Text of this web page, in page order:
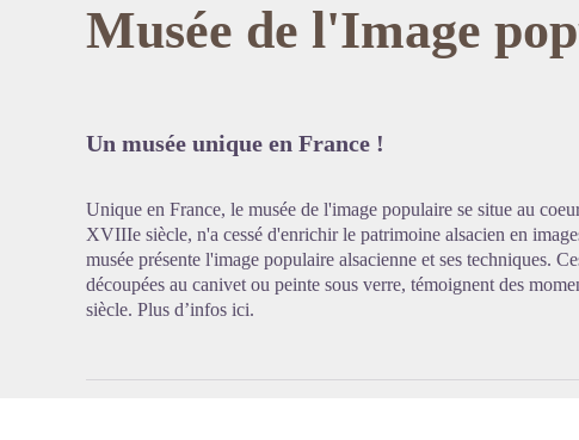
Musée de l'Image
Un musée unique en France !
Unique en France, le musée de l'image populaire se situe au
XVIIIe siècle, n'a cessé d'enrichir le patrimoine alsacien en
musée présente l'image populaire alsacienne et ses techniques.
découpées au canivet ou peinte sous verre, témoignent des
siècle. Plus d’infos ici.